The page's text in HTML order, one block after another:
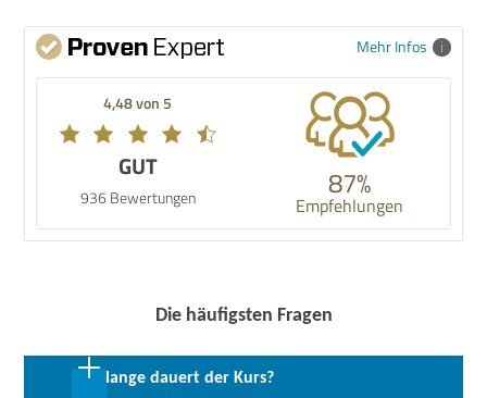
Mehr Infos
4,48 von 5
GUT
936 Bewertungen 87%
Empfehlungen
Die häufigsten Fragen
Wie lange dauert der Kurs?